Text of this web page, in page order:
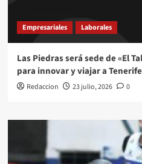
Empresariales Laborales
Las Piedras será sede de «El
para innovar y viajar a Tenerife
Redaccion 23 julio, 2026 0